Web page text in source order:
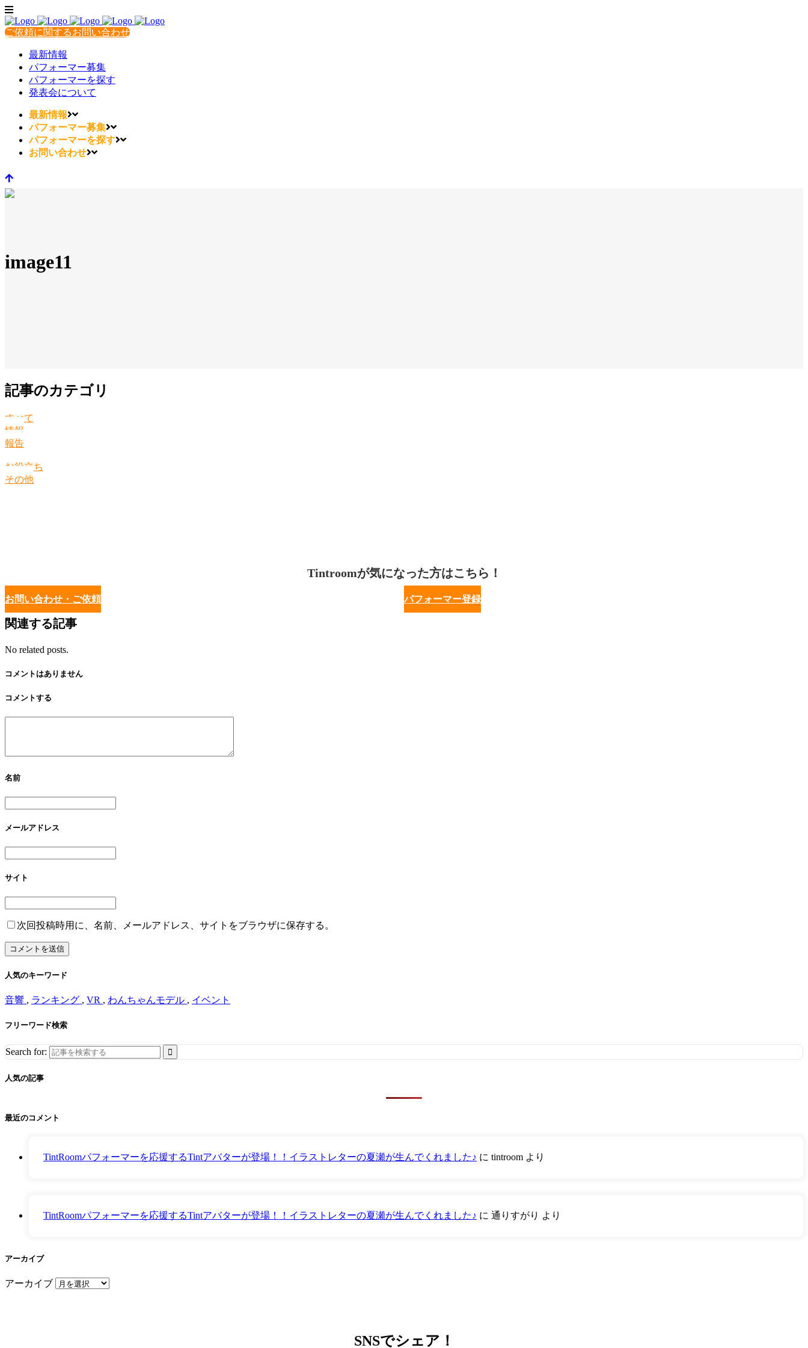
ご依頼に関するお問い合わせ
最新情報
パフォーマー募集
パフォーマーを探す
発表会について
最新情報
パフォーマー募集
パフォーマーを探す
お問い合わせ
image11
記事のカテゴリ
すべて
情報
報告
お役立ち
その他
Tintroomが気になった方はこちら！
お問い合わせ・ご依頼 パフォーマー登録
関連する記事
No related posts.
コメントはありません
コメントする
名前
メールアドレス
サイト
次回投稿時用に、名前、メールアドレス、サイトをブラウザに保存する。
人気のキーワード
音響 , ランキング , VR , わんちゃんモデル , イベント
フリーワード検索
Search for:
人気の記事
最近のコメント
TintRoomパフォーマーを応援するTintアバターが登場！！イラストレターの夏瀬が生んでくれました♪ に tintroom より
TintRoomパフォーマーを応援するTintアバターが登場！！イラストレターの夏瀬が生んでくれました♪ に 通りすがり より
アーカイブ
アーカイブ
SNSでシェア！